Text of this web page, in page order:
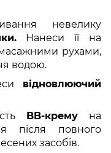
невелику
Нанеси її на
рухами,
водою.
відновлюючий
BB-крему на
після повного
засобів.